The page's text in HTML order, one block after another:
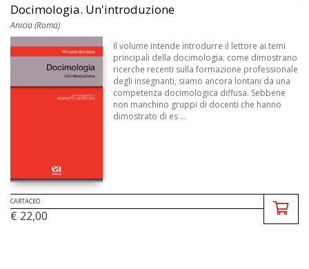
Docimologia. Un'introduzione
Anicia (Roma)
Il volume intende introdurre il lettore ai temi
principali della docimologia: come dimostrano
ricerche recenti sulla formazione professionale
degli insegnanti, siamo ancora lontani da una
competenza docimologica diffusa. Sebbene
non manchino gruppi di docenti che hanno
dimostrato di es ...
CARTACEO
€ 22,00